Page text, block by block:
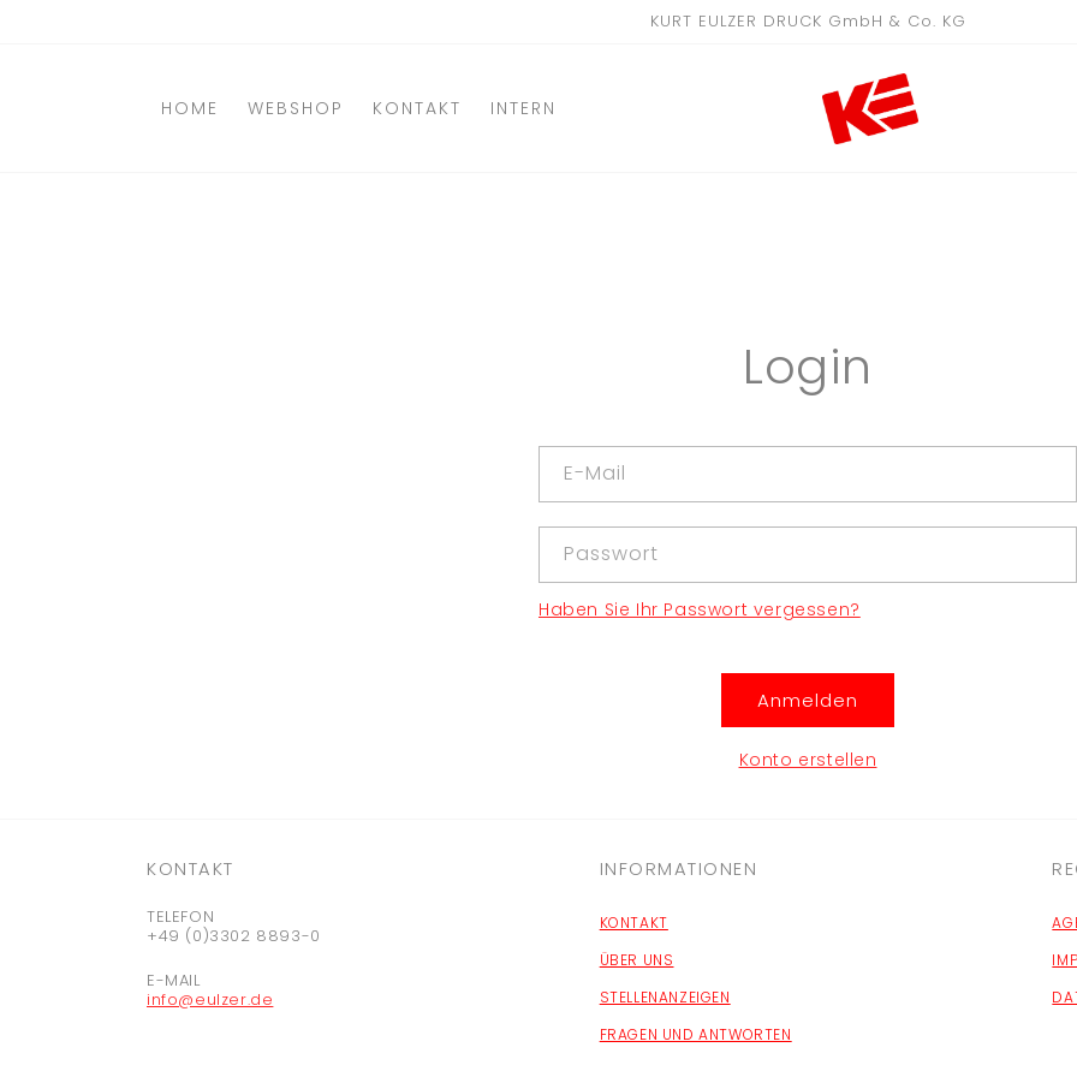
KURT EULZER DRUCK GmbH & Co. KG
HOME WEBSHOP KONTAKT INTERN
Login
E-Mail
Passwort
Haben Sie Ihr Passwort vergessen?
Anmelden
Konto erstellen
KONTAKT
TELEFON
+49 (0)3302 8893-0
E-MAIL
info@eulzer.de
INFORMATIONEN
KONTAKT
ÜBER UNS
STELLENANZEIGEN
FRAGEN UND ANTWORTEN